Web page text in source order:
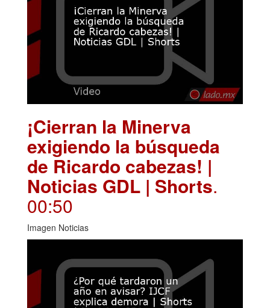
¡Cierran la Minerva
exigiendo la búsqueda
de Ricardo cabezas! |
Noticias GDL | Shorts.
00:50
Imagen Noticias